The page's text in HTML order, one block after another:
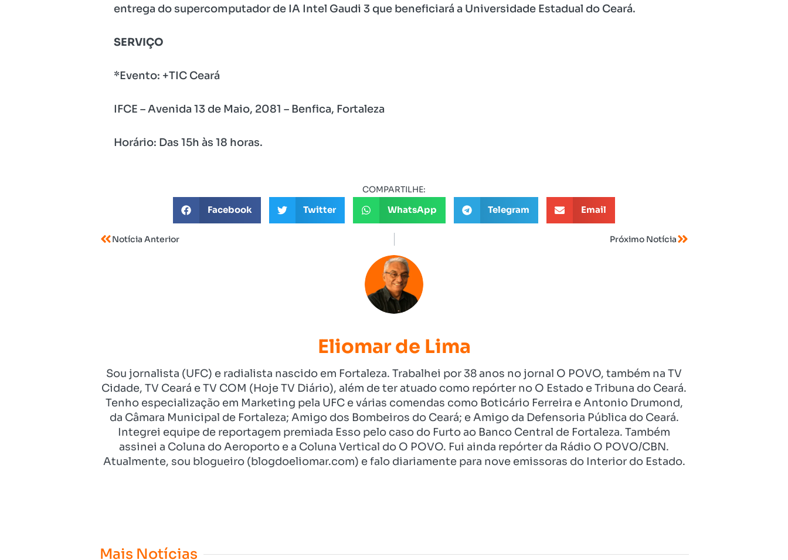
entrega do supercomputador de IA Intel Gaudi 3 que beneficiará a Universidade Estadual do Ceará.
SERVIÇO
*Evento: +TIC Ceará
IFCE – Avenida 13 de Maio, 2081 – Benfica, Fortaleza
Horário: Das 15h às 18 horas.
COMPARTILHE:
Facebook Twitter WhatsApp Telegram Email
Notícia Anterior Próximo Notícia
Eliomar de Lima
Sou jornalista (UFC) e radialista nascido em Fortaleza. Trabalhei por 38 anos no jornal O POVO, também na TV
Cidade, TV Ceará e TV COM (Hoje TV Diário), além de ter atuado como repórter no O Estado e Tribuna do Ceará.
Tenho especialização em Marketing pela UFC e várias comendas como Boticário Ferreira e Antonio Drumond,
da Câmara Municipal de Fortaleza; Amigo dos Bombeiros do Ceará; e Amigo da Defensoria Pública do Ceará.
Integrei equipe de reportagem premiada Esso pelo caso do Furto ao Banco Central de Fortaleza. Também
assinei a Coluna do Aeroporto e a Coluna Vertical do O POVO. Fui ainda repórter da Rádio O POVO/CBN.
Atualmente, sou blogueiro (blogdoeliomar.com) e falo diariamente para nove emissoras do Interior do Estado.
Mais Notícias